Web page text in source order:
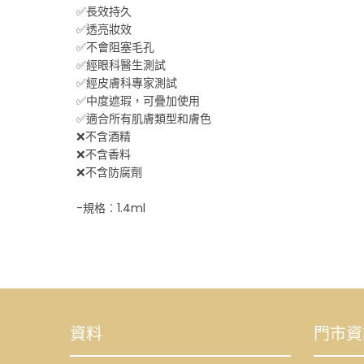
✅長效持久
✅透亮妝效
✅不會阻塞毛孔
✅經眼科醫生測試
✅經皮膚科專家測試
✅中度遮瑕，可疊加使用
✅適合所有肌膚類型和膚色
❌不含酒精
❌不含香料
❌不含防腐劑
-規格︰1.4ml
資料 門市